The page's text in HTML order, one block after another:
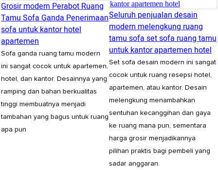
Grosir modern Perabot Ruang
Tamu Sofa Ganda Penerimaan
sofa untuk kantor hotel
apartemen
Sofa ganda ruang tamu modern
ini sangat cocok untuk apartemen,
hotel, dan kantor. Desainnya yang
ramping dan bahan berkualitas
tinggi membuatnya menjadi
tambahan yang bagus untuk ruang
apa pun
Seluruh penjualan desain
modern melengkung ruang
tamu sofa set sofa ruang tamu
untuk kantor apartemen hotel
Set sofa desain modern ini sangat
cocok untuk ruang resepsi hotel,
apartemen, atau kantor. Desain
melengkung menambahkan
sentuhan kecanggihan dan gaya
ke ruang mana pun, sementara
harga grosir menjadikannya
pilihan praktis bagi pembeli yang
sadar anggaran.